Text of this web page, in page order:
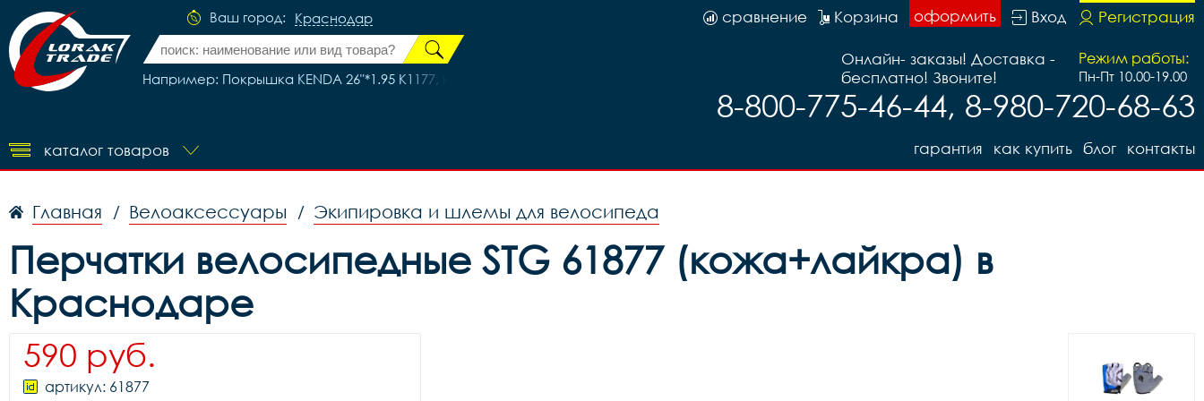
Ваш город: Краснодар
Например: Покрышка KENDA 26"*1.95 K1177, код 41622
Регистрация
Вход
оформить
Корзина
сравнение
Режим работы:
Пн-Пт 10.00-19.00
Онлайн- заказы! Доставка -
бесплатно! Звоните!
8-800-775-46-44, 8-980-720-68-63
каталог товаров контакты
блог
как купить
гарантия
Главная / Велоаксессуары / Экипировка и шлемы для велосипеда
Перчатки велосипедные STG 61877 (кожа+лайкра) в
Краснодаре
590 руб.
артикул: 61877